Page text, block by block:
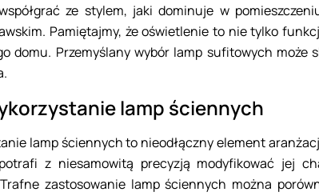
ze stylem, jaki dominuje w
Pamiętajmy, że oświetlenie to nie tylko
domu. Przemyślany wybór lamp sufitowych może
lamp ściennych
lamp ściennych to nieodłączny element
z niesamowitą precyzją modyfikować jej
zastosowanie lamp ściennych można